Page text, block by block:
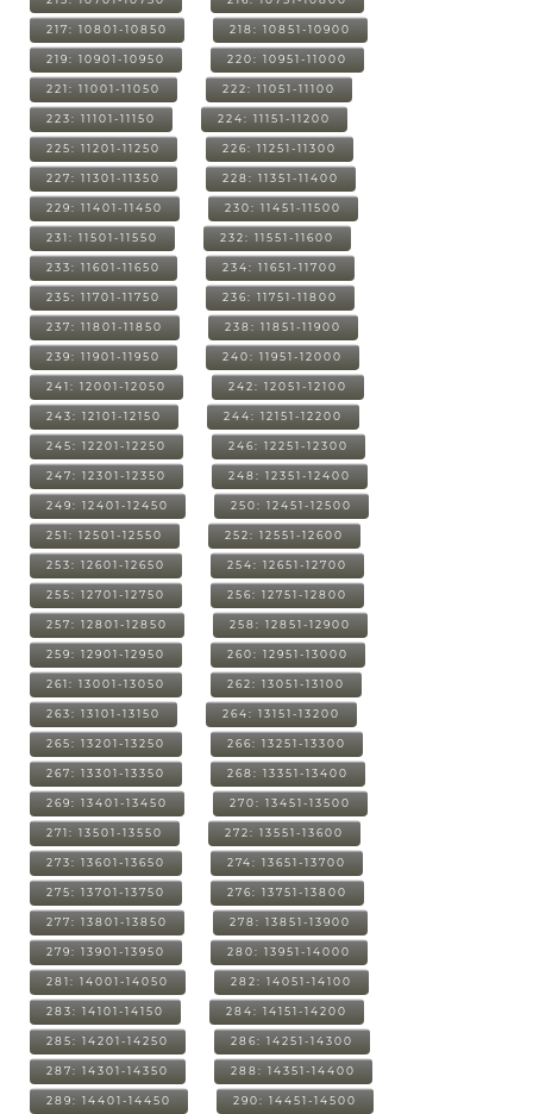
217: 10801-10850 218: 10851-10900
219: 10901-10950 220: 10951-11000
221: 11001-11050 222: 11051-11100
223: 11101-11150 224: 11151-11200
225: 11201-11250 226: 11251-11300
227: 11301-11350 228: 11351-11400
229: 11401-11450 230: 11451-11500
231: 11501-11550 232: 11551-11600
233: 11601-11650 234: 11651-11700
235: 11701-11750 236: 11751-11800
237: 11801-11850 238: 11851-11900
239: 11901-11950 240: 11951-12000
241: 12001-12050 242: 12051-12100
243: 12101-12150 244: 12151-12200
245: 12201-12250 246: 12251-12300
247: 12301-12350 248: 12351-12400
249: 12401-12450 250: 12451-12500
251: 12501-12550 252: 12551-12600
253: 12601-12650 254: 12651-12700
255: 12701-12750 256: 12751-12800
257: 12801-12850 258: 12851-12900
259: 12901-12950 260: 12951-13000
261: 13001-13050 262: 13051-13100
263: 13101-13150 264: 13151-13200
265: 13201-13250 266: 13251-13300
267: 13301-13350 268: 13351-13400
269: 13401-13450 270: 13451-13500
271: 13501-13550 272: 13551-13600
273: 13601-13650 274: 13651-13700
275: 13701-13750 276: 13751-13800
277: 13801-13850 278: 13851-13900
279: 13901-13950 280: 13951-14000
281: 14001-14050 282: 14051-14100
283: 14101-14150 284: 14151-14200
285: 14201-14250 286: 14251-14300
287: 14301-14350 288: 14351-14400
289: 14401-14450 290: 14451-14500